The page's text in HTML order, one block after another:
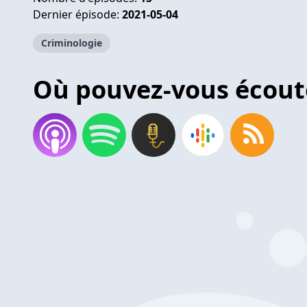
Dernier épisode: 2021-05-04
Criminologie
Où pouvez-vous